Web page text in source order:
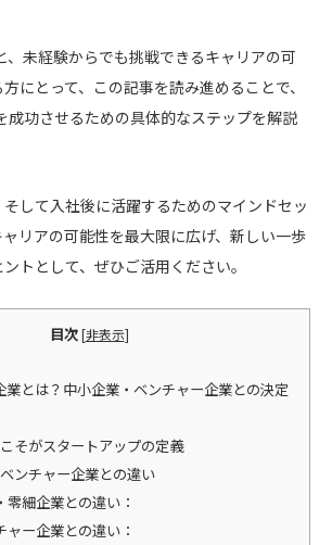
、未経験からでも挑戦できるキャリアの可
にとって、この記事を読み進めることで、
成功させるための具体的なステップを解説
して入社後に活躍するためのマインドセッ
ャリアの可能性を最大限に広げ、新しい一歩
トとして、ぜひご活用ください。
目次 [非表示]
業とは？中小企業・ベンチャー企業との決定
こそがスタートアップの定義
ンチャー企業との違い
零細企業との違い：
ャー企業との違い：